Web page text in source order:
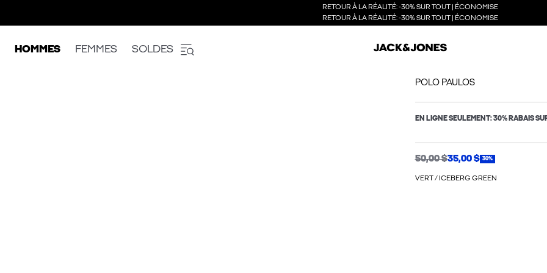
RETOUR À LA RÉALITÉ: -30% SUR TOUT | ÉCONOMISE
RETOUR À LA RÉALITÉ: -30% SUR TOUT | ÉCONOMISE
HOMMES FEMMES SOLDES
POLO PAULOS
EN LIGNE SEULEMENT: 30% RABAIS
50,00 $35,00 $ 30%
VERT / ICEBERG GREEN